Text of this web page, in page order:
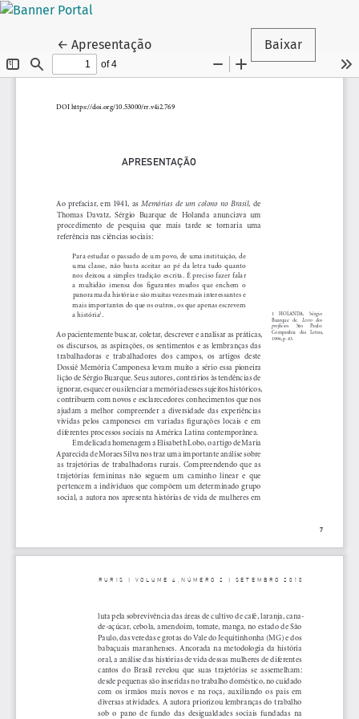
← Voltar aos Detalhes do Artigo
Apresentação Baixar